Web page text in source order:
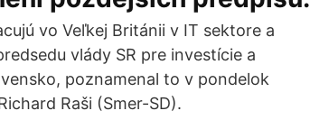
vo Veľkej Británii v IT sektore a
vlády SR pre investície a
poznamenal to v pondelok
Raši (Smer-SD).